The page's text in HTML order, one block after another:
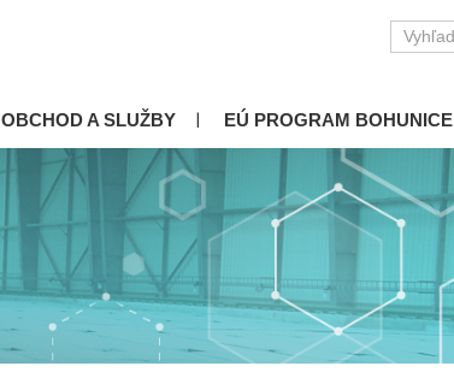
OBCHOD A SLUŽBY EÚ PROGRAM BOHUNICE